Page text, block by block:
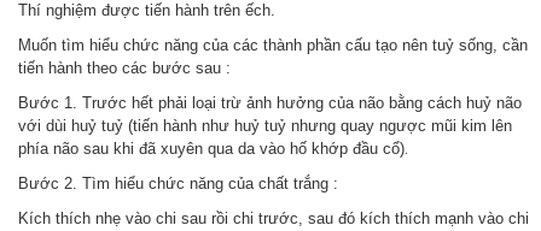
Thí nghiệm được tiến hành trên ếch.
Muốn tìm hiểu chức năng của các thành phần cấu tạo nên tuỷ sống, cần
tiến hành theo các bước sau :
Bước 1. Trước hết phải loại trừ ảnh hưởng của não bằng cách huỷ não
với dùi huỷ tuỷ (tiến hành như huỷ tuỷ nhưng quay ngược mũi kim lên
phía não sau khi đã xuyên qua da vào hố khớp đầu cổ)
Bước 2. Tìm hiểu chức năng của chất trắng :
Kích thích nhẹ vào chi sau rồi chi trước, sau đó kích thích mạnh vào chi